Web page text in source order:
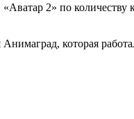
2» по
которая